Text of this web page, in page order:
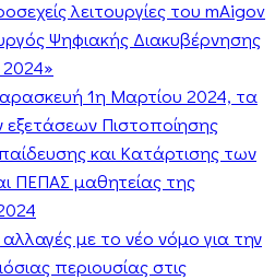
λειτουργίες του mAigov
Ψηφιακής Διακυβέρνησης
1η Μαρτίου 2024, τα
Πιστοποίησης
και Κατάρτισης των
ΠΕΠΑΣ μαθητείας της
με το νέο νόμο για την
περιουσίας στις